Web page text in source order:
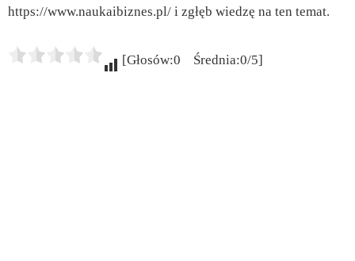
https://www.naukaibiznes.pl/ i zgłęb wiedzę na ten temat.
[Głosów:0 Średnia:0/5]